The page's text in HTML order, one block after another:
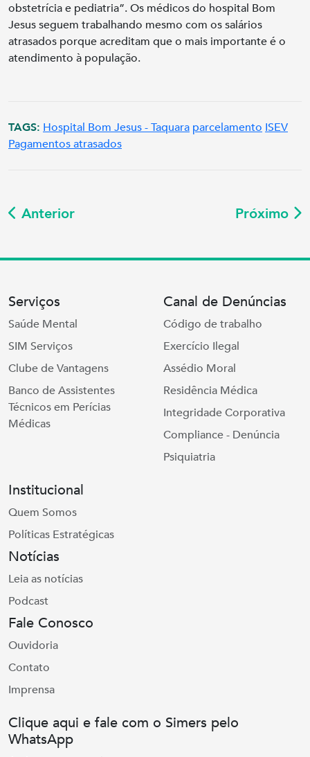
obstetrícia e pediatria”. Os médicos do hospital Bom
Jesus seguem trabalhando mesmo com os salários
atrasados porque acreditam que o mais importante é o
atendimento à população.
TAGS: Hospital Bom Jesus - Taquara parcelamento ISEV
Pagamentos atrasados
Anterior Próximo
Serviços
Saúde Mental
SIM Serviços
Clube de Vantagens
Banco de Assistentes
Técnicos em Perícias
Médicas
Canal de Denúncias
Código de trabalho
Exercício Ilegal
Assédio Moral
Residência Médica
Integridade Corporativa
Compliance - Denúncia
Psiquiatria
Institucional
Quem Somos
Políticas Estratégicas
Notícias
Leia as notícias
Podcast
Fale Conosco
Ouvidoria
Contato
Imprensa
Clique aqui e fale com o Simers pelo
WhatsApp